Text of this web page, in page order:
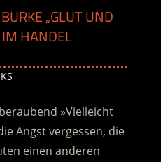
„GLUT UND
IM HANDEL
»Vielleicht
Angst vergessen, die
einen anderen